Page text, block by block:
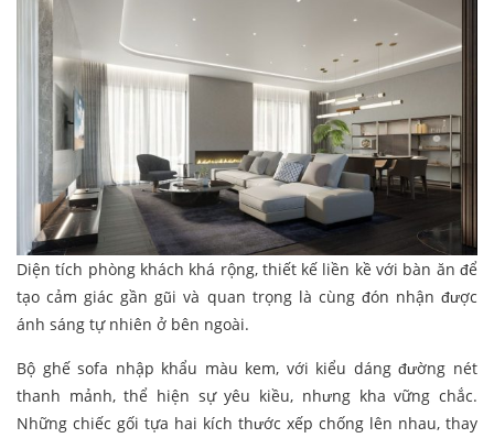
Diện tích phòng khách khá rộng, thiết kế liền kề với bàn ăn để
tạo cảm giác gần gũi và quan trọng là cùng đón nhận được
ánh sáng tự nhiên ở bên ngoài.
Bộ ghế sofa nhập khẩu màu kem, với kiểu dáng đường nét
thanh mảnh, thể hiện sự yêu kiều, nhưng kha vững chắc.
Những chiếc gối tựa hai kích thước xếp chống lên nhau, thay